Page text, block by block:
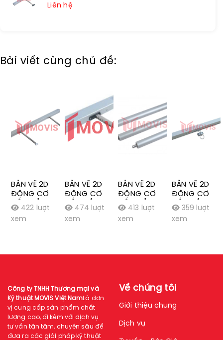
Liên hệ
Bài viết cùng chủ đề:
BẢN VẼ 2D
ĐỘNG CƠ
CỬA SỔ
DẠNG XÍCH
ĐÔI
422 lượt
xem
BẢN VẼ 2D
ĐỘNG CƠ
CỬA SỔ
DẠNG XÍCH
CONG
474 lượt
xem
BẢN VẼ 2D
ĐỘNG CƠ
CỬA SỔ
DẠNG TAY
ĐÒN
413 lượt
xem
BẢN VẼ 2D
ĐỘNG CƠ
CỬA SỔ
DẠNG TRƯỢT
359 lượt
xem
Công ty TNHH Thương mại và
Kỹ thuật MOVIS Việt NamLà đơn
vị cung cấp sản phẩm chất
lượng cao, đi kèm với dịch vụ
tư vấn tận tâm, chuyên sâu để
đưa ra các giải pháp kỹ thuật
Về chúng tôi
Giới thiệu chung
Dịch vụ